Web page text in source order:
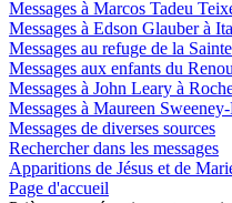
Messages à Marcos Tadeu
Messages à Edson Glauber à
Messages au refuge de la
Messages aux enfants du
Messages à John Leary à
Messages à Maureen
Messages de diverses sources
Rechercher dans les messages
Apparitions de Jésus et de
Page d'accueil